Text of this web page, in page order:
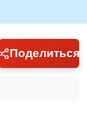
Поделиться